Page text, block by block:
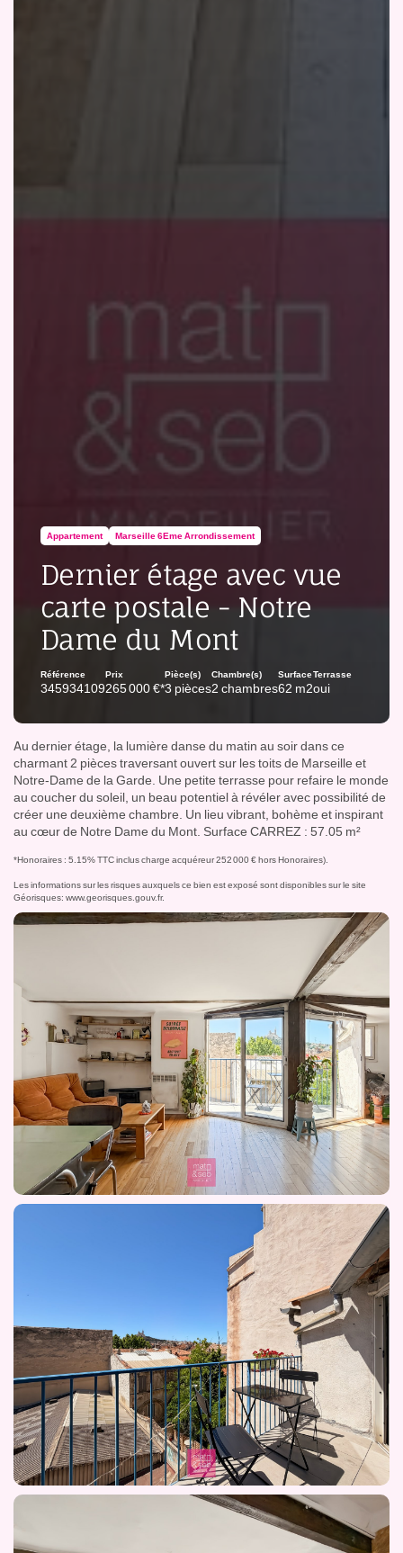
Appartement Marseille 6Eme Arrondissement
Dernier étage avec vue
carte postale - Notre
Dame du Mont
Référence
345934109
Prix
265 000 €*
Pièce(s)
3 pièces
Chambre(s)
2 chambres
Surface
62 m2
Terrasse
oui
Au dernier étage, la lumière danse du matin au soir dans ce
charmant 2 pièces traversant ouvert sur les toits de Marseille et
Notre-Dame de la Garde. Une petite terrasse pour refaire le monde
au coucher du soleil, un beau potentiel à révéler avec possibilité de
créer une deuxième chambre. Un lieu vibrant, bohème et inspirant
au cœur de Notre Dame du Mont. Surface CARREZ : 57.05 m²
*Honoraires : 5.15% TTC inclus charge acquéreur 252 000 € hors Honoraires).
Les informations sur les risques auxquels ce bien est exposé sont disponibles sur le site
Géorisques: www.georisques.gouv.fr.